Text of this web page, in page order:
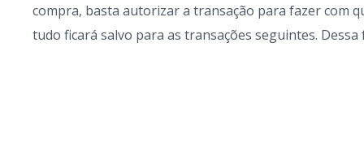
compra, basta autorizar a transação para fazer com
tudo ficará salvo para as transações seguintes.